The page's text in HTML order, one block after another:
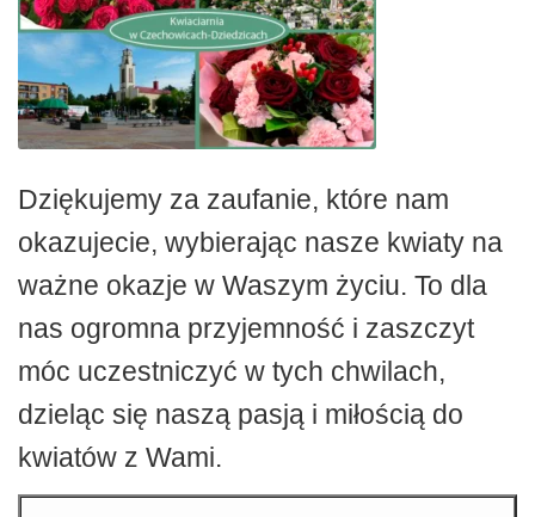
Dziękujemy za zaufanie, które nam
okazujecie, wybierając nasze kwiaty na
ważne okazje w Waszym życiu. To dla
nas ogromna przyjemność i zaszczyt
móc uczestniczyć w tych chwilach,
dzieląc się naszą pasją i miłością do
kwiatów z Wami.